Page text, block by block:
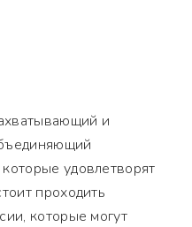
и
удовлетворят
проходить
которые могут